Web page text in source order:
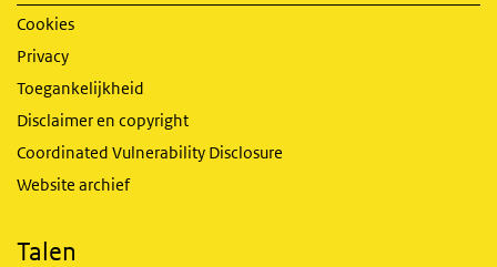
Cookies
Privacy
Toegankelijkheid
Disclaimer en copyright
Coordinated Vulnerability Disclosure
Website archief
Talen